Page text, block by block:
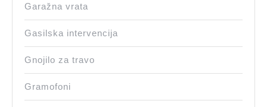
Garažna vrata
Gasilska intervencija
Gnojilo za travo
Gramofoni